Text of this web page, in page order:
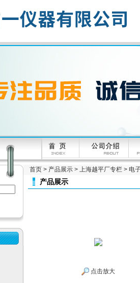
首页 > 产品展示 > 上海越平厂专栏 > 电
产品展示
点击放大